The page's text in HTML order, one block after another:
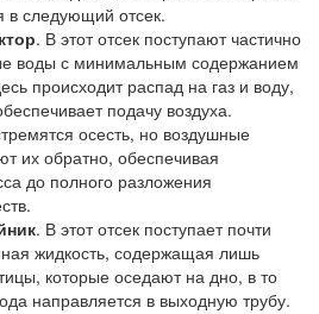
в следующий отсек.
. В этот отсек поступают частично
воды с минимальным содержанием
происходит распад на газ и воду,
подачу воздуха.
осесть, но воздушные
их обратно, обеспечивая
до полного разложения
. В этот отсек поступает почти
жидкость, содержащая лишь
которые оседают на дно, в то
направляется в выходную трубу.